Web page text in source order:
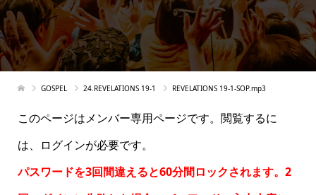
GOSPEL 24.REVELATIONS 19-1 REVELATIONS 19-1-SOP.mp3
このページはメンバー専用ページです。閲覧するに
は、ログインが必要です。
パスワードを3回間違えると60分間ロックされます。2